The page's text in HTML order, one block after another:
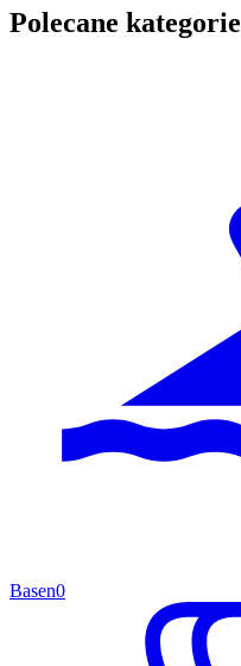
Polecane kategorie
Basen0